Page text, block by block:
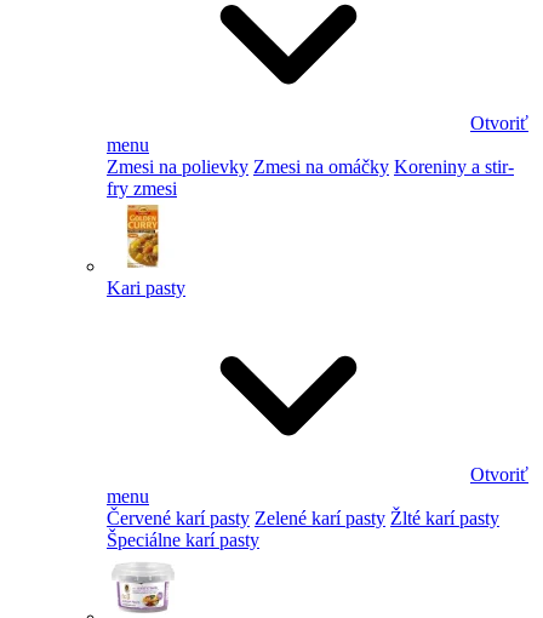
Otvoriť
menu
Zmesi na polievky Zmesi na omáčky Koreniny a stir-
fry zmesi
Kari pasty
Otvoriť
menu
Červené karí pasty Zelené karí pasty Žlté karí pasty
Špeciálne karí pasty